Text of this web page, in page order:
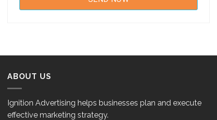
ABOUT US
Ignition Advertising helps businesses plan and execute
effective marketing strategy.